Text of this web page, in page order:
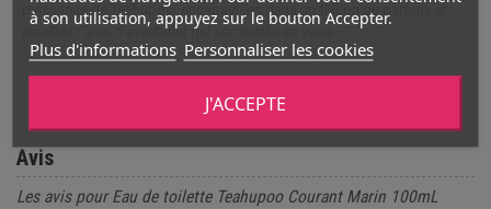
à son utilisation, appuyez sur le bouton Accepter.
Plus d'informations Personnaliser les cookies
J'ACCEPTE
puissance de Teahupoo, encapsulées dans un flacon de parfum, et
réveillez l'âme d'aventurier qui sommeille en vous.
Avis
Les avis pour Eau de toilette Teahupoo Courant Marin 100mL